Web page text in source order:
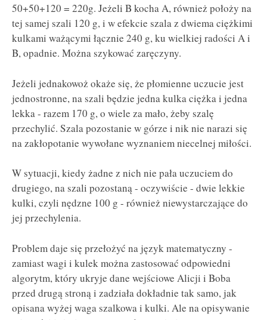
50+50+120 = 220g. Jeżeli B kocha A, również położy na
tej samej szali 120 g, i w efekcie szala z dwiema ciężkimi
kulkami ważącymi łącznie 240 g, ku wielkiej radości A i
B, opadnie. Można szykować zaręczyny.
Jeżeli jednakowoż okaże się, że płomienne uczucie jest
jednostronne, na szali będzie jedna kulka ciężka i jedna
lekka - razem 170 g, o wiele za mało, żeby szalę
przechylić. Szala pozostanie w górze i nik nie narazi się
na zakłopotanie wywołane wyznaniem niecelnej miłości.
W sytuacji, kiedy żadne z nich nie pała uczuciem do
drugiego, na szali pozostaną - oczywiście - dwie lekkie
kulki, czyli nędzne 100 g - również niewystarczające do
jej przechylenia.
Problem daje się przełożyć na język matematyczny -
zamiast wagi i kulek można zastosować odpowiedni
algorytm, który ukryje dane wejściowe Alicji i Boba
przed drugą stroną i zadziała dokładnie tak samo, jak
opisana wyżej waga szalkowa i kulki. Ale na opisywanie